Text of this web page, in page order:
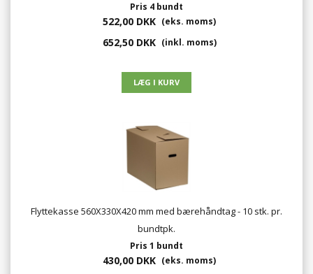
Pris 4 bundt
522,00 DKK (eks. moms)
652,50 DKK (inkl. moms)
Flyttekasse 560X330X420 mm med bærehåndtag - 10 stk. pr.
bundtpk.
Pris 1 bundt
430,00 DKK (eks. moms)